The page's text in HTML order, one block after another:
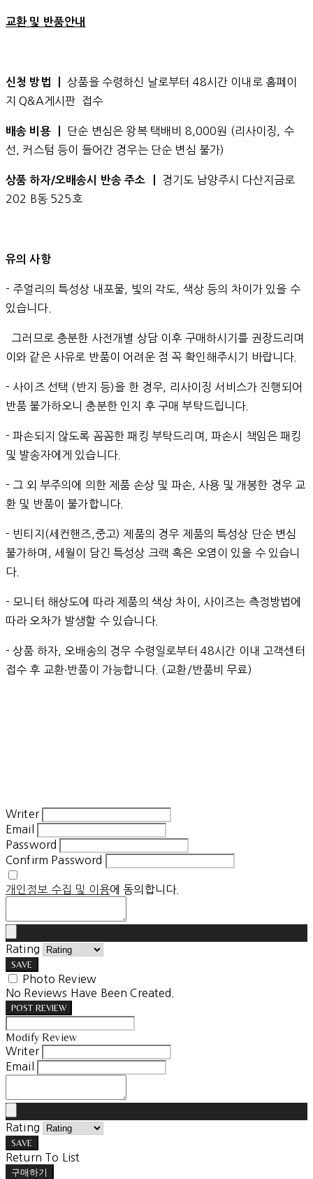
교환 및 반품안내
신청 방법 ㅣ상품을 수령하신 날로부터 48시간 이내로 홈페이
지 Q&A게시판 접수
배송 비용 ㅣ
단순 변심은 왕복 택배비 8,000원 (리사이징, 수
선, 커스텀 등이 들어간 경우는 단순 변심 불가)
상품 하자/오배송시 반송 주소 ㅣ 경기도 남양주시 다산지금로
202 B동 525호
유의 사항
- 주얼리의 특성상 내포물, 빛의 각도, 색상 등의 차이가 있을 수
있습니다.
그러므로 충분한 사전개별 상담 이후 구매하시기를 권장드리며
이와 같은 사유로 반품이 어려운 점 꼭 확인해주시기 바랍니다.
- 사이즈 선택 (반지 등)을 한 경우, 리사이징 서비스가 진행되어
반품 불가하오니 충분한 인지 후 구매 부탁드립니다.
- 파손되지 않도록 꼼꼼한 패킹 부탁드리며, 파손시 책임은 패킹
및 발송자에게 있습니다.
- 그 외 부주의에 의한 제품 손상 및 파손, 사용 및 개봉한 경우 교
환 및 반품이 불가합니다.
- 빈티지(세컨핸즈,중고) 제품의 경우 제품의 특성상 단순 변심
불가하며, 세월이 담긴 특성상 크랙 혹은 오염이 있을 수 있습니
다.
- 모니터 해상도에 따라 제품의 색상 차이, 사이즈는 측정방법에
따라 오차가 발생할 수 있습니다.
- 상품 하자, 오배송의 경우 수령일로부터 48시간 이내 고객센터
접수 후 교환∙반품이 가능합니다. (교환/반품비 무료)
Writer
Email
Password
Confirm Password
개인정보 수집 및 이용에 동의합니다.
Rating
SAVE
Photo Review
No Reviews Have Been Created.
POST REVIEW
Modify Review
Writer
Email
Rating
SAVE
Return To List
구매하기